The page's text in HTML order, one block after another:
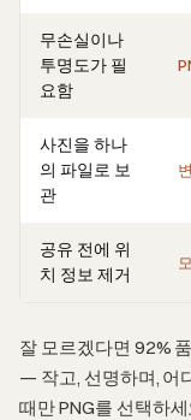
무손실이나
투명도가 필
요함
사진을 하나
의 파일로 보
관
공유 전에 위
치 정보 제거
잘 모르겠다면 92%
— 작고, 선명하며, 어
때만 PNG를 선택하세